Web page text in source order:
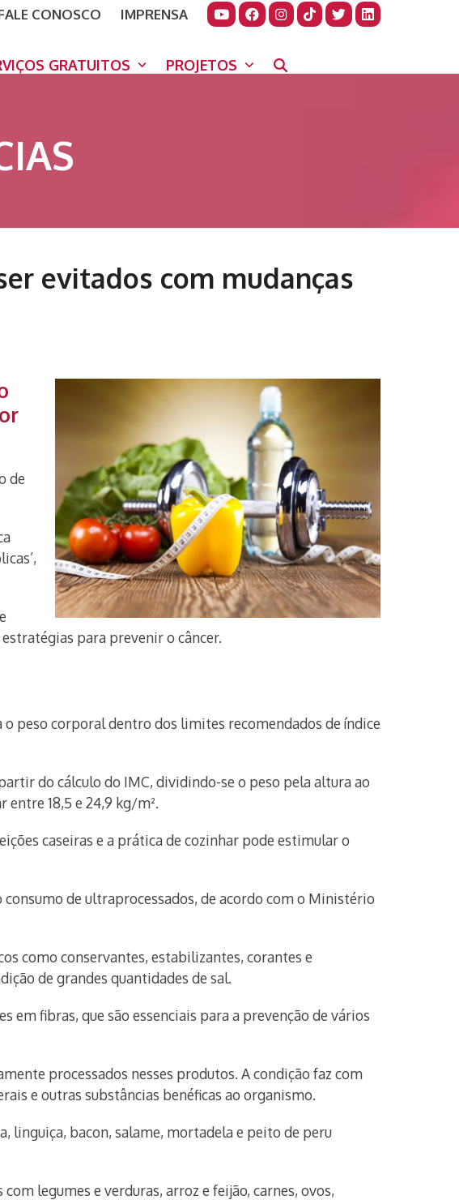
CONOSCO
IMPRENSA
GRATUITOS PROJETOS
evitados com mudanças
de
para prevenir o câncer.
o peso corporal dentro dos limites recomendados de índice
do cálculo do IMC, dividindo-se o peso pela altura ao
18,5 e 24,9 kg/m².
caseiras e a prática de cozinhar pode estimular o
de ultraprocessados, de acordo com o Ministério
como conservantes, estabilizantes, corantes e
de grandes quantidades de sal.
fibras, que são essenciais para a prevenção de vários
processados nesses produtos. A condição faz com
e outras substâncias benéficas ao organismo.
linguiça, bacon, salame, mortadela e peito de peru
legumes e verduras, arroz e feijão, carnes, ovos,